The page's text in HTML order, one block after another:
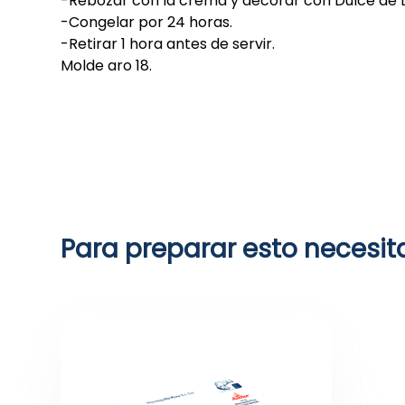
-Congelar por 24 horas.
-Retirar 1 hora antes de servir.
Molde aro 18.
Para preparar esto